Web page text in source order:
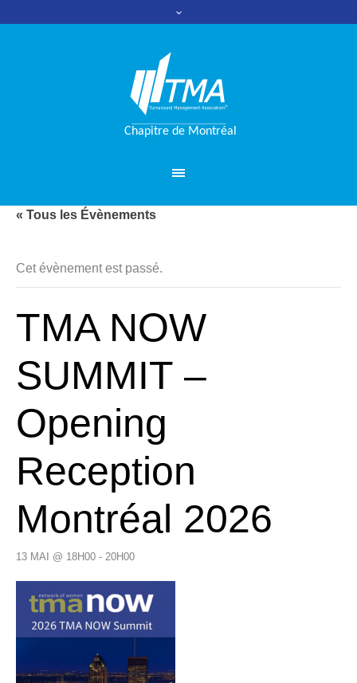
« Tous les Évènements
Cet évènement est passé.
TMA NOW
SUMMIT –
Opening
Reception
Montréal 2026
13 MAI @ 18H00 - 20H00